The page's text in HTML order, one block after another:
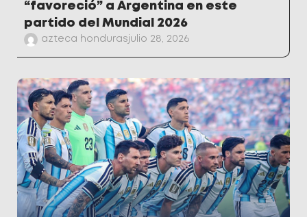
“favoreció” a Argentina en este
partido del Mundial 2026
azteca hondurasjulio 28, 2026